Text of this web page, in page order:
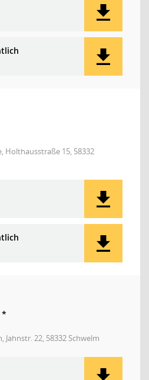
Holthausstraße 15, 58332
*
22, 58332 Schwelm